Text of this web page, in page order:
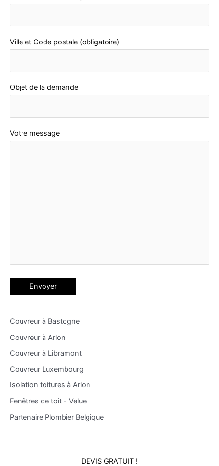
e
e
B
e
g
i
Ville et Code postale (obligatoire)
Objet de la demande
Votre message
Couvreur à Bastogne
Couvreur à Arlon
Couvreur à Libramont
Couvreur Luxembourg
Isolation toitures à Arlon
Fenêtres de toit - Velue
Partenaire Plombier Belgique
DEVIS GRATUIT !